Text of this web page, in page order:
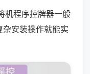
机程序控牌器一般
安装操作就能实